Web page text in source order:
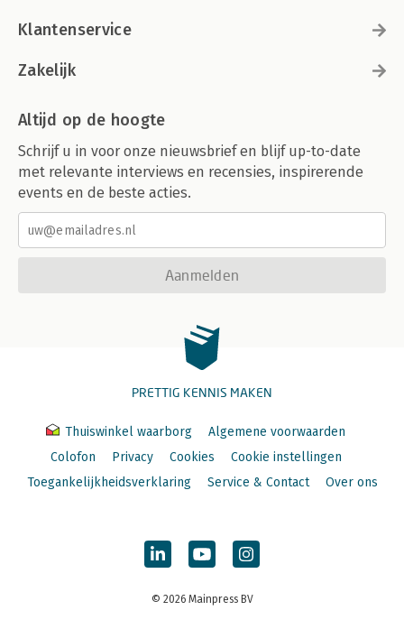
Klantenservice
Zakelijk
Altijd op de hoogte
Schrijf u in voor onze nieuwsbrief en blijf up-to-date
met relevante interviews en recensies, inspirerende
events en de beste acties.
Aanmelden
PRETTIG KENNIS MAKEN
Thuiswinkel waarborg
Algemene voorwaarden
Colofon
Privacy Cookies
Cookie instellingen
Toegankelijkheidsverklaring
Service & Contact Over ons
© 2026 Mainpress BV